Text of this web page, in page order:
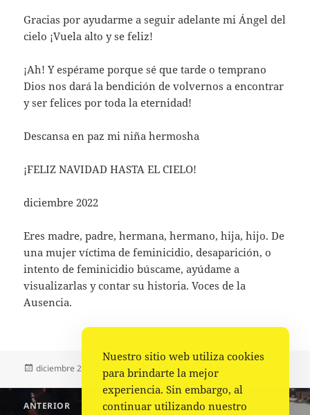
Gracias por ayudarme a seguir adelante mi Ángel del
cielo ¡Vuela alto y se feliz!
¡Ah! Y espérame porque sé que tarde o temprano
Dios nos dará la bendición de volvernos a encontrar
y ser felices por toda la eternidad!
Descansa en paz mi niña hermosha
¡FELIZ NAVIDAD HASTA EL CIELO!
diciembre 2022
Eres madre, padre, hermana, hermano, hija, hijo. De
una mujer víctima de feminicidio, desaparición, o
intento de feminicidio búscame, ayúdame a
visualizarlas y contar su historia. Voces de la
Ausencia.
Publicado
diciembre 24, 2022 Autor
Frida Guerrera
Navegación
de
ANTERIOR
Nuestro sitio web utiliza cookies
para brindarte la mejor
experiencia. Sin embargo, al
continuar utilizando nuestro